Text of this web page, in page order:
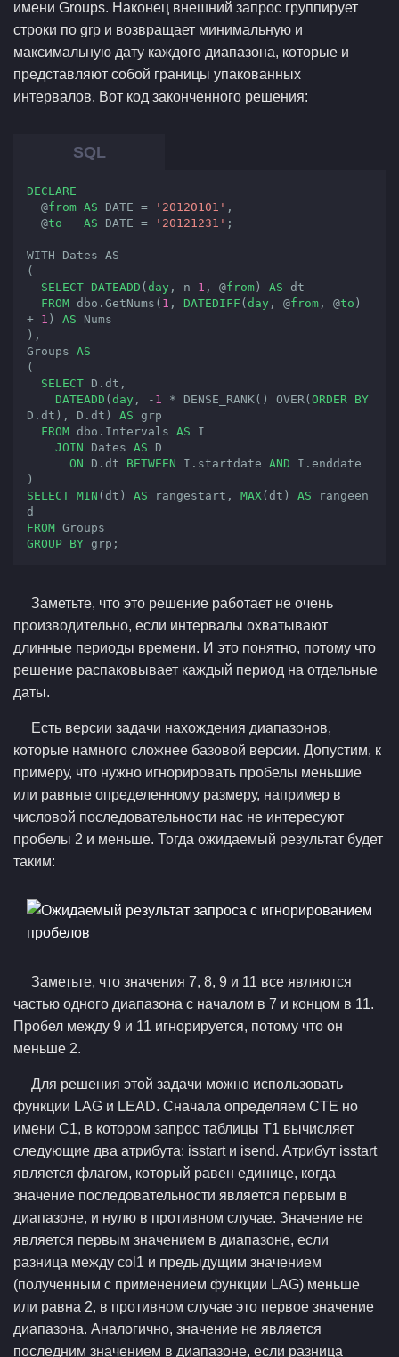
имени Groups. Наконец внешний запрос группирует
строки по grp и возвращает минимальную и
максимальную дату каждого диапазона, которые и
представляют собой границы упакованных
интервалов. Вот код законченного решения:
DECLARE
  @
from AS DATE = '20120101' ,
  @
to AS DATE = '20121231' ;
WITH Dates AS
(
SELECT DATEADD ( day , n- 1 , @from ) AS dt
FROM dbo.GetNums( 1 , DATEDIFF ( day , @from , @to )
+ 1 ) AS Nums
),
Groups AS
(
SELECT D.dt,
DATEADD ( day , - 1 * DENSE_RANK() OVER( ORDER BY
D.dt), D.dt) AS grp
FROM dbo.Intervals AS I
JOIN Dates AS D
ON D.dt BETWEEN I.startdate AND I.enddate
SELECT MIN (dt) AS rangestart, MAX(dt) AS rangeen
FROM
GROUP BY grp;
Заметьте, что это решение работает не очень
производительно, если интервалы охватывают
длинные периоды времени. И это понятно, потому что
решение распаковывает каждый период на отдельные
даты.
Есть версии задачи нахождения диапазонов,
которые намного сложнее базовой версии. Допустим, к
примеру, что нужно игнорировать пробелы меньшие
или равные определенному размеру, например в
числовой последовательности нас не интересуют
пробелы 2 и меньше. Тогда ожидаемый результат будет
таким:
Заметьте, что значения 7, 8, 9 и 11 все являются
частью одного диапазона с началом в 7 и концом в 11.
Пробел между 9 и 11 игнорируется, потому что он
меньше 2.
Для решения этой задачи можно использовать
функции LAG и LEAD. Сначала определяем CTE но
имени C1, в котором запрос таблицы T1 вычисляет
следующие два атрибута: isstart и isend. Атрибут isstart
является флагом, который равен единице, когда
значение последовательности является первым в
диапазоне, и нулю в противном случае. Значение не
является первым значением в диапазоне, если
разница между col1 и предыдущим значением
(полученным с применением функции LAG) меньше
или равна 2, в противном случае это первое значение
диапазона. Аналогично, значение не является
последним значением в диапазоне, если разница